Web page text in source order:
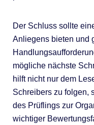
Der Schluss sollte
Anliegens bieten und
mögliche nächste
hilft nicht nur dem
Schreibers zu folgen,
des Prüflings zur
wichtiger